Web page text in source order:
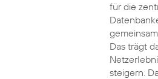
für die
Das trägt
steigern.